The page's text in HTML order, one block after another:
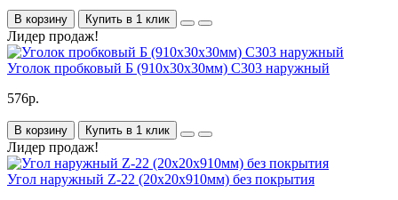
В корзину Купить в 1 клик
Лидер продаж!
Уголок пробковый Б (910х30х30мм) C303 наружный
576р.
В корзину Купить в 1 клик
Лидер продаж!
Угол наружный Z-22 (20х20х910мм) без покрытия